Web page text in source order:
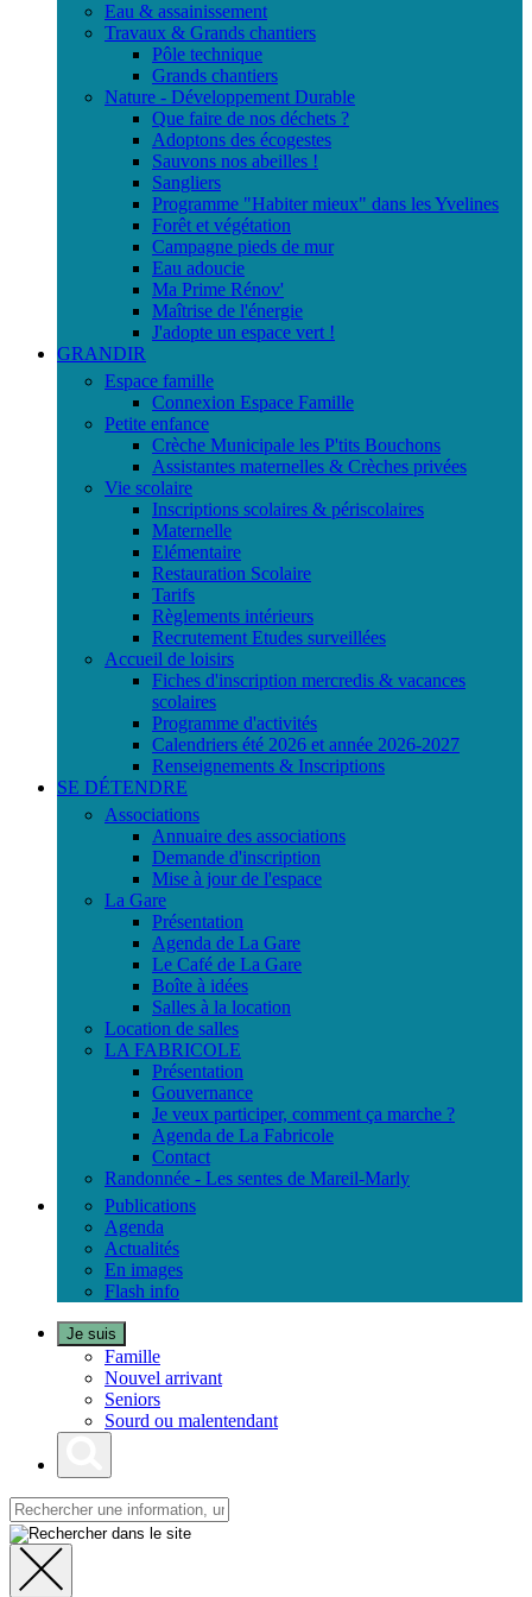
Eau & assainissement
Travaux & Grands chantiers
Pôle technique
Grands chantiers
Nature - Développement Durable
Que faire de nos déchets ?
Adoptons des écogestes
Sauvons nos abeilles !
Sangliers
Programme "Habiter mieux" dans les Yvelines
Forêt et végétation
Campagne pieds de mur
Eau adoucie
Ma Prime Rénov'
Maîtrise de l'énergie
J'adopte un espace vert !
GRANDIR
Espace famille
Connexion Espace Famille
Petite enfance
Crèche Municipale les P'tits Bouchons
Assistantes maternelles & Crèches privées
Vie scolaire
Inscriptions scolaires & périscolaires
Maternelle
Elémentaire
Restauration Scolaire
Tarifs
Règlements intérieurs
Recrutement Etudes surveillées
Accueil de loisirs
Fiches d'inscription mercredis & vacances
scolaires
Programme d'activités
Calendriers été 2026 et année 2026-2027
Renseignements & Inscriptions
SE DÉTENDRE
Associations
Annuaire des associations
Demande d'inscription
Mise à jour de l'espace
La Gare
Présentation
Agenda de La Gare
Le Café de La Gare
Boîte à idées
Salles à la location
Location de salles
LA FABRICOLE
Présentation
Gouvernance
Je veux participer, comment ça marche ?
Agenda de La Fabricole
Contact
Randonnée - Les sentes de Mareil-Marly
Publications
Agenda
Actualités
En images
Flash info
Je suis
Famille
Nouvel arrivant
Seniors
Sourd ou malentendant